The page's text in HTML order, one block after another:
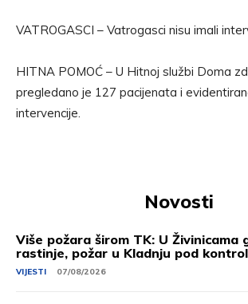
VATROGASCI – Vatrogasci nisu imali
HITNA POMOĆ – U Hitnoj službi Doma
pregledano je 127 pacijenata i
intervencije.
Novosti
Više požara širom TK: U Živinicama
rastinje, požar u Kladnju pod
VIJESTI 07/08/2026